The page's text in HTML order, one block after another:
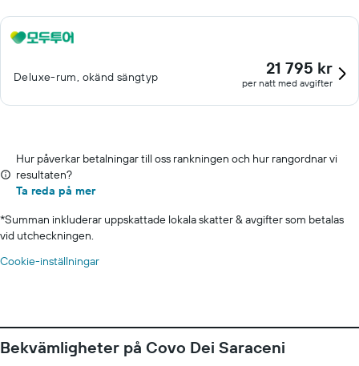
Deluxe-rum, okänd sängtyp 21 795 kr
per natt med avgifter
Hur påverkar betalningar till oss rankningen och hur rangordnar vi
resultaten?
Ta reda på mer
*Summan inkluderar uppskattade lokala skatter & avgifter som betalas
vid utcheckningen.
Cookie-inställningar
Bekvämligheter på Covo Dei Saraceni